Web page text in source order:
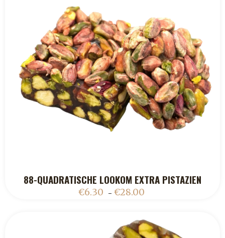
ADD TO CART
88-QUADRATISCHE LOOKOM EXTRA PISTAZIEN
€6.30 – €28.00